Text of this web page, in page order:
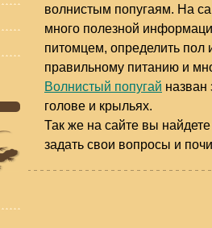
волнистым попугаям. На
много полезной
питомцем, определить
правильному питанию и
Волнистый попугай назван
голове и крыльях.
Так же на сайте вы
задать свои вопросы и